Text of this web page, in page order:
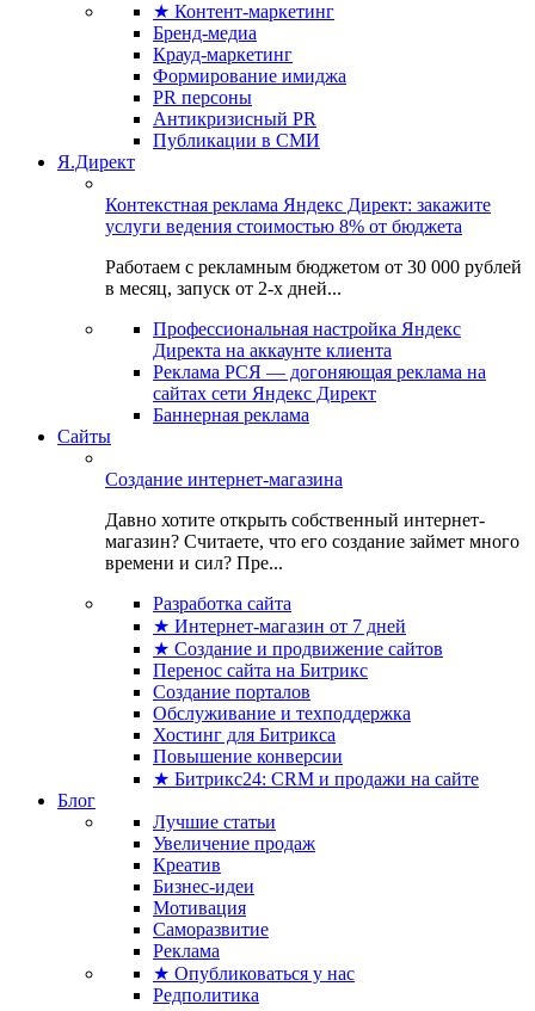
★ Контент-маркетинг
Бренд-медиа
Крауд-маркетинг
Формирование имиджа
PR персоны
Антикризисный PR
Публикации в СМИ
Я.Директ
Контекстная реклама Яндекс Директ: закажите
услуги ведения стоимостью 8% от бюджета
Работаем с рекламным бюджетом от 30 000 рублей
в месяц, запуск от 2-х дней...
Профессиональная настройка Яндекс
Директа на аккаунте клиента
Реклама РСЯ — догоняющая реклама на
сайтах сети Яндекс Директ
Баннерная реклама
Сайты
Создание интернет-магазина
Давно хотите открыть собственный интернет-
магазин? Считаете, что его создание займет много
времени и сил? Пре...
Разработка сайта
★ Интернет-магазин от 7 дней
★ Создание и продвижение сайтов
Перенос сайта на Битрикс
Создание порталов
Обслуживание и техподдержка
Хостинг для Битрикса
Повышение конверсии
★ Битрикс24: CRM и продажи на сайте
Блог
Лучшие статьи
Увеличение продаж
Креатив
Бизнес-идеи
Мотивация
Саморазвитие
Реклама
★ Опубликоваться у нас
Редполитика